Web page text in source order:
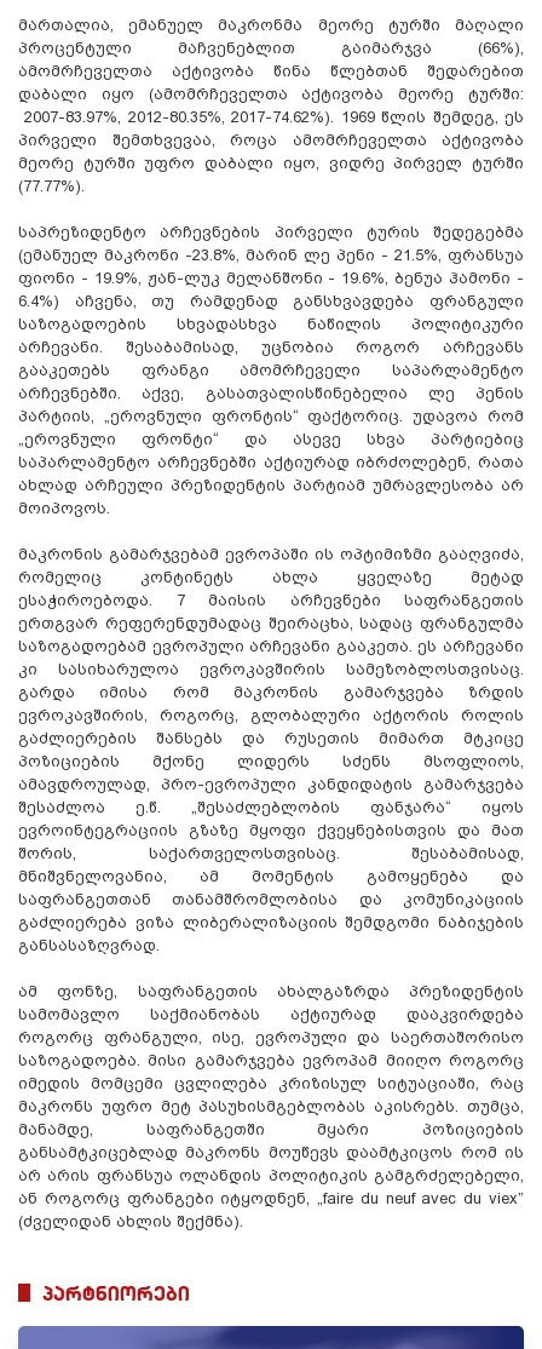
მართალია, ემანუელ მაკრონმა მეორე ტურში მაღალი
პროცენტული მაჩვენებლით გაიმარჯვა (66%),
ამომრჩეველთა აქტივობა წინა წლებთან შედარებით
დაბალი იყო (ამომრჩეველთა აქტივობა მეორე ტურში:
2007-83.97%, 2012-80.35%, 2017-74.62%). 1969 წლის შემდეგ, ეს
პირველი შემთხვევაა, როცა ამომრჩეველთა აქტივობა
მეორე ტურში უფრო დაბალი იყო, ვიდრე პირველ ტურში
(77.77%).
საპრეზიდენტო არჩევნების პირველი ტურის შედეგებმა
(ემანუელ მაკრონი -23.8%, მარინ ლე პენი - 21.5%, ფრანსუა
ფიონი - 19.9%, ჟან-ლუკ მელანშონი - 19.6%, ბენუა ჰამონი -
6.4%) აჩვენა, თუ რამდენად განსხვავდება ფრანგული
საზოგადოების სხვადასხვა ნაწილის პოლიტიკური
არჩევანი. შესაბამისად, უცნობია როგორ არჩევანს
გააკეთებს ფრანგი ამომრჩეველი საპარლამენტო
არჩევნებში. აქვე, გასათვალისწინებელია ლე პენის
პარტიის, „ეროვნული ფრონტის“ ფაქტორიც. უდავოა რომ
„ეროვნული ფრონტი“ და ასევე სხვა პარტიებიც
საპარლამენტო არჩევნებში აქტიურად იბრძოლებენ, რათა
ახლად არჩეული პრეზიდენტის პარტიამ უმრავლესობა არ
მოიპოვოს.
მაკრონის გამარჯვებამ ევროპაში ის ოპტიმიზმი გააღვიძა,
რომელიც კონტინეტს ახლა ყველაზე მეტად
ესაჭიროებოდა. 7 მაისის არჩევნები საფრანგეთის
ერთგვარ რეფერენდუმადაც შეირაცხა, სადაც ფრანგულმა
საზოგადოებამ ევროპული არჩევანი გააკეთა. ეს არჩევანი
კი სასიხარულოა ევროკავშირის სამეზობლოსთვისაც.
გარდა იმისა რომ მაკრონის გამარჯვება ზრდის
ევროკავშირის, როგორც, გლობალური აქტორის როლის
გაძლიერების შანსებს და რუსეთის მიმართ მტკიცე
პოზიციების მქონე ლიდერს სძენს მსოფლიოს,
ამავდროულად, პრო-ევროპული კანდიდატის გამარჯვება
შესაძლოა ე.წ. „შესაძლებლობის ფანჯარა“ იყოს
ევროინტეგრაციის გზაზე მყოფი ქვეყნებისთვის და მათ
შორის, საქართველოსთვისაც. შესაბამისად,
მნიშვნელოვანია, ამ მომენტის გამოყენება და
საფრანგეთთან თანამშრომლობისა და კომუნიკაციის
გაძლიერება ვიზა ლიბერალიზაციის შემდგომი ნაბიჯების
განსასაზღვრად.
ამ ფონზე, საფრანგეთის ახალგაზრდა პრეზიდენტის
სამომავლო საქმიანობას აქტიურად დააკვირდება
როგორც ფრანგული, ისე, ევროპული და საერთაშორისო
საზოგადოება. მისი გამარჯვება ევროპამ მიიღო როგორც
იმედის მომცემი ცვლილება კრიზისულ სიტუაციაში, რაც
მაკრონს უფრო მეტ პასუხისმგებლობას აკისრებს. თუმცა,
მანამდე, საფრანგეთში მყარი პოზიციების
განსამტკიცებლად მაკრონს მოუწევს დაამტკიცოს რომ ის
არ არის ფრანსუა ოლანდის პოლიტიკის გამგრძელებელი,
ან როგორც ფრანგები იტყოდნენ, „faire du neuf avec du viex”
(ძველიდან ახლის შექმნა).
პარტნიორები